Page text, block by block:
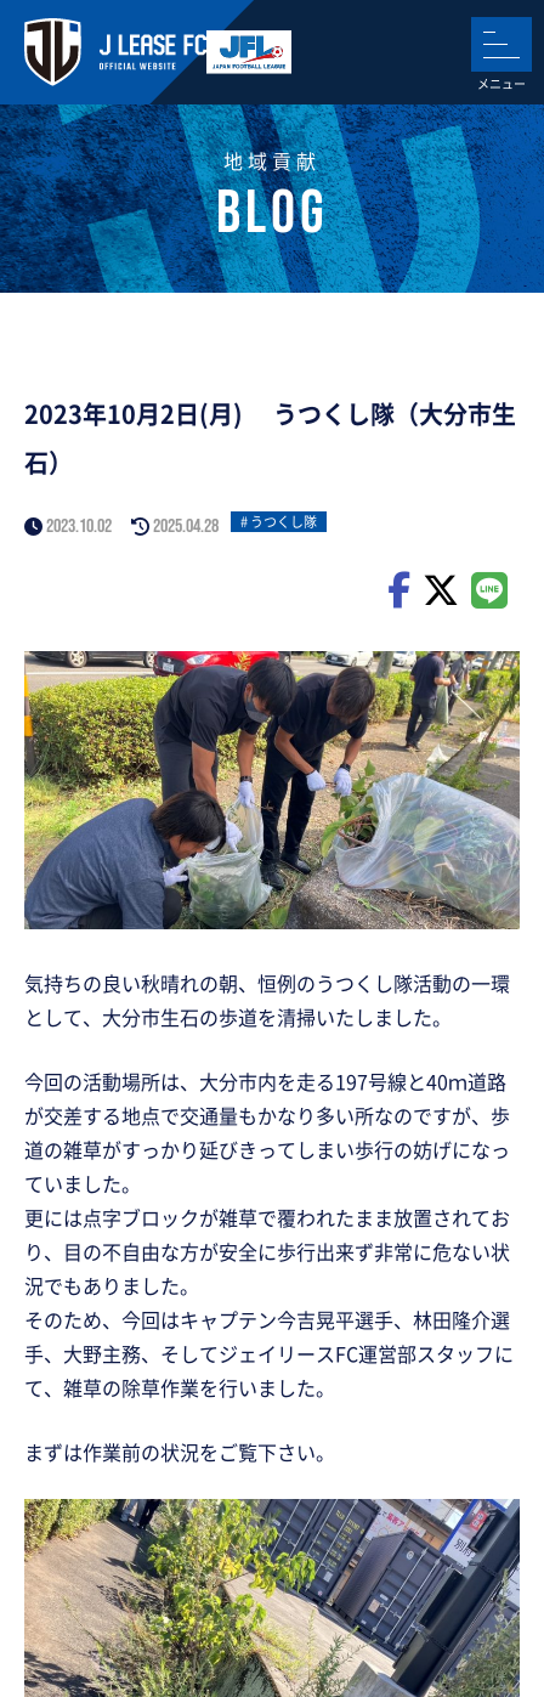
地域貢献
2023年10月2日(月) うつくし隊（大分市生
石）
2023.10.02 2025.04.28 うつくし隊
気持ちの良い秋晴れの朝、恒例のうつくし隊活動の一環
として、大分市生石の歩道を清掃いたしました。
今回の活動場所は、大分市内を走る197号線と40ｍ道路
が交差する地点で交通量もかなり多い所なのですが、歩
道の雑草がすっかり延びきってしまい歩行の妨げになっ
ていました。
更には点字ブロックが雑草で覆われたまま放置されてお
り、目の不自由な方が安全に歩行出来ず非常に危ない状
況でもありました。
そのため、今回はキャプテン今吉晃平選手、林田隆介選
手、大野主務、そしてジェイリースFC運営部スタッフに
て、雑草の除草作業を行いました。
まずは作業前の状況をご覧下さい。